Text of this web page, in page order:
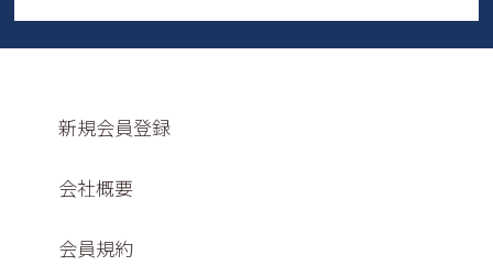
新規会員登録
会社概要
会員規約